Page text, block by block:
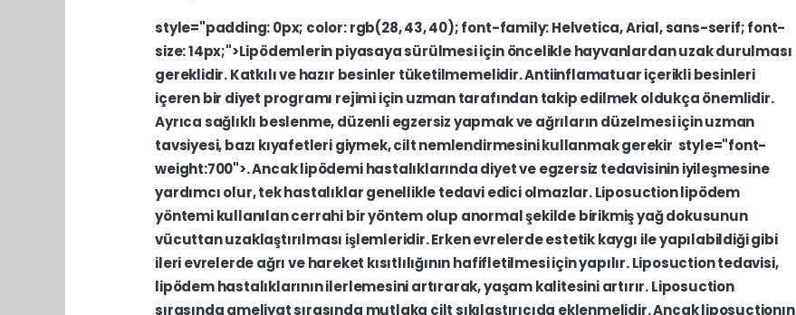
style="padding:0px; color:rgb(28,43,40);font-family:Helvetica,Arial,sans-serif;font-
size:14px;">Lipödemlerinpiyasayasürülmesiiçinönceliklehayvanlardanuzakdurulması
gereklidir.Katkılıvehazır besinler tüketilmemelidir.Antiinflamatuariçeriklibesinleri
içerenbir diyet programı rejimiiçinuzmantarafındantakipedilmekoldukçaönemlidir.
Ayrıca sağlıklı beslenme,düzenliegzersizyapmakveağrılarındüzelmesiiçinuzman
tavsiyesi,bazı kıyafetlerigiymek,ciltnemlendirmesinikullanmakgerekir style="font-
weight:700">.Ancaklipödemihastalıklarındadiyetveegzersiz tedavisininiyileşmesine
yardımcıolur,tekhastalıklargenellikletedaviediciolmazlar.Liposuctionlipödem
yöntemikullanılancerrahibiryöntemolup anormalşekildebirikmişyağdokusunun
vücuttanuzaklaştırılması işlemleridir.Erkenevrelerdeestetikkaygı ileyapılabildiğigibi
ilerievrelerdeağrıvehareket kısıtlılığınınhafifletilmesiiçinyapılır.Liposuctiontedavisi,
lipödemhastalıklarınınilerlemesiniartırarak,yaşamkalitesiniartırır.Liposuction
sırasındaameliyatsırasında mutlaka cilt sıkılaştırıcıda eklenmelidir.Ancakliposuctionın